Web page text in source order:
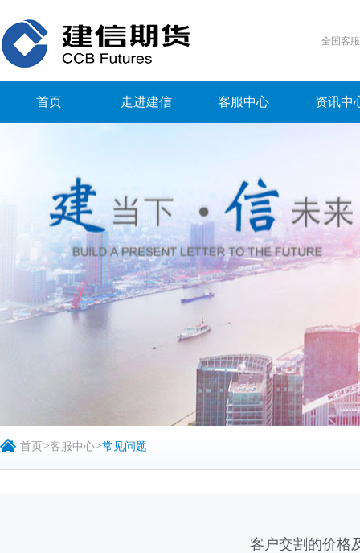
全国客
首页 走进建信 客服中心 资讯中
首页 >客服中心>常见问题
客户交割的价格